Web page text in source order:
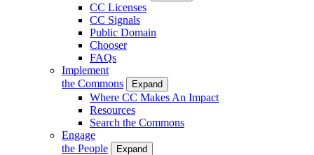
CC Licenses
CC Signals
Public Domain
Chooser
FAQs
Implement
the Commons
Expand
Where CC Makes An Impact
Resources
Search the Commons
Engage
the People
Expand